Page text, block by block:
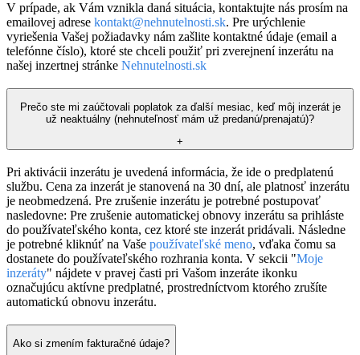
V prípade, ak Vám vznikla daná situácia, kontaktujte nás prosím na
emailovej adrese kontakt@nehnutelnosti.sk. Pre urýchlenie
vyriešenia Vašej požiadavky nám zašlite kontaktné údaje (email a
telefónne číslo), ktoré ste chceli použiť pri zverejnení inzerátu na
našej inzertnej stránke Nehnutelnosti.sk
Prečo ste mi zaúčtovali poplatok za ďalší mesiac, keď môj inzerát je
už neaktuálny (nehnuteľnosť mám už predanú/prenajatú)?
+
Pri aktivácii inzerátu je uvedená informácia, že ide o predplatenú
službu. Cena za inzerát je stanovená na 30 dní, ale platnosť inzerátu
je neobmedzená. Pre zrušenie inzerátu je potrebné postupovať
nasledovne: Pre zrušenie automatickej obnovy inzerátu sa prihláste
do používateľského konta, cez ktoré ste inzerát pridávali. Následne
je potrebné kliknúť na Vaše používateľské meno, vďaka čomu sa
dostanete do používateľského rozhrania konta. V sekcii "Moje
inzeráty" nájdete v pravej časti pri Vašom inzeráte ikonku
označujúcu aktívne predplatné, prostredníctvom ktorého zrušíte
automatickú obnovu inzerátu.
Ako si zmením fakturačné údaje?